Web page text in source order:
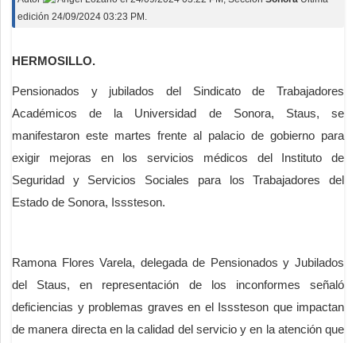
edición 24/09/2024 03:23 PM.
HERMOSILLO.
Pensionados y jubilados del Sindicato de Trabajadores
Académicos de la Universidad de Sonora, Staus, se
manifestaron este martes frente al palacio de gobierno para
exigir mejoras en los servicios médicos del Instituto de
Seguridad y Servicios Sociales para los Trabajadores del
Estado de Sonora, Isssteson.
Ramona Flores Varela, delegada de Pensionados y Jubilados
del Staus, en representación de los inconformes señaló
deficiencias y problemas graves en el Isssteson que impactan
de manera directa en la calidad del servicio y en la atención que